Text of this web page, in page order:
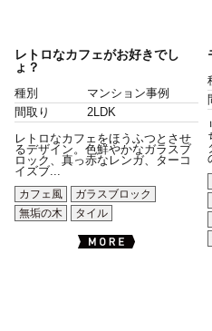
レトロなカフェがお好きでし
ょ？
種別
マンション事例
間取り
2LDK
レトロなカフェをほうふつとさせ
るデザイン。色鮮やかなガラスブ
ロック、真っ赤なレンガ、ターコ
イズブ...
カフェ風
ガラスブロック
無垢の木
タイル